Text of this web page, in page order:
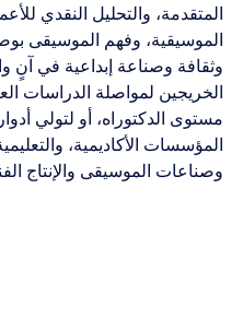
المتقدمة، والتحليل النقدي
الموسيقية، وفهم الموسيقى
وثقافة وصناعة إبداعية في آنٍ
الخريجين لمواصلة الدراسات
مستوى الدكتوراه، أو لتولي
المؤسسات الأكاديمية،
وصناعات الموسيقى والإنتاج